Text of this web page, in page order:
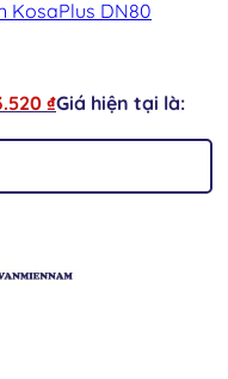
KosaPlus DN80
₫Giá hiện tại là: